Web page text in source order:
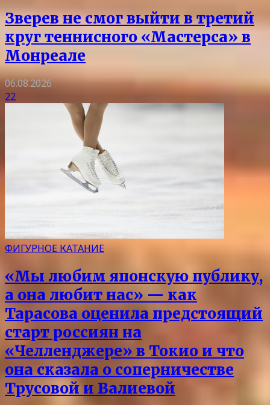
Зверев не смог выйти в третий
круг теннисного «Мастерса» в
Монреале
06.08.2026
22
ФИГУРНОЕ КАТАНИЕ
«Мы любим японскую публику,
а она любит нас» — как
Тарасова оценила предстоящий
старт россиян на
«Челленджере» в Токио и что
она сказала о соперничестве
Трусовой и Валиевой